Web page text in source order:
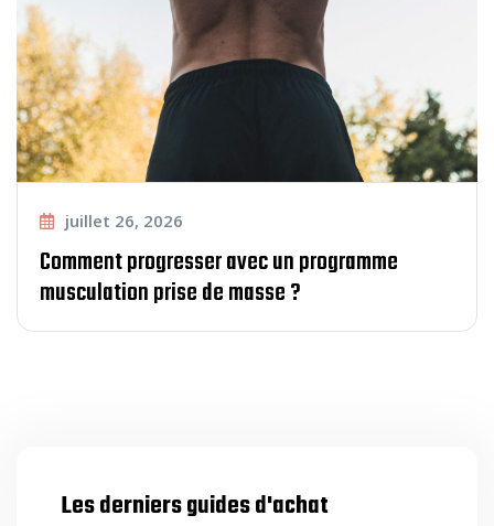
juillet 26, 2026
Comment progresser avec un programme
musculation prise de masse ?
Les derniers guides d'achat